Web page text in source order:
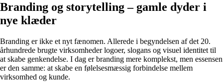
Branding og storytelling – gamle dyder i
nye klæder
Branding er ikke et nyt fænomen. Allerede i begyndelsen af det 20.
århundrede brugte virksomheder logoer, slogans og visuel identitet til
at skabe genkendelse. I dag er branding mere komplekst, men essensen
er den samme: at skabe en følelsesmæssig forbindelse mellem
virksomhed og kunde.